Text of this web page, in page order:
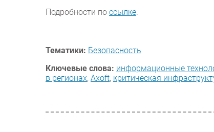
Подробности по ссылке.
Тематики: Безопасность
Ключевые слова: информационные
в регионах, Axoft, критическая